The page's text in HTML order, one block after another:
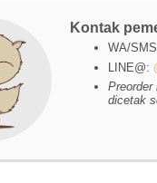
Kontak
WA/
LINE@:
dicetak